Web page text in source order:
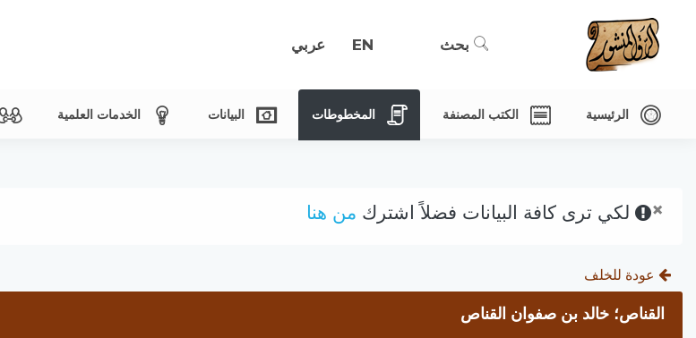
بحث EN عربي
الرئيسية الكتب المصنفة المخطوطات البيانات الخدمات العلمية
× لكي ترى كافة البيانات فضلاً اشترك من هنا
عودة للخلف
القناص؛ خالد بن صفوان القناص